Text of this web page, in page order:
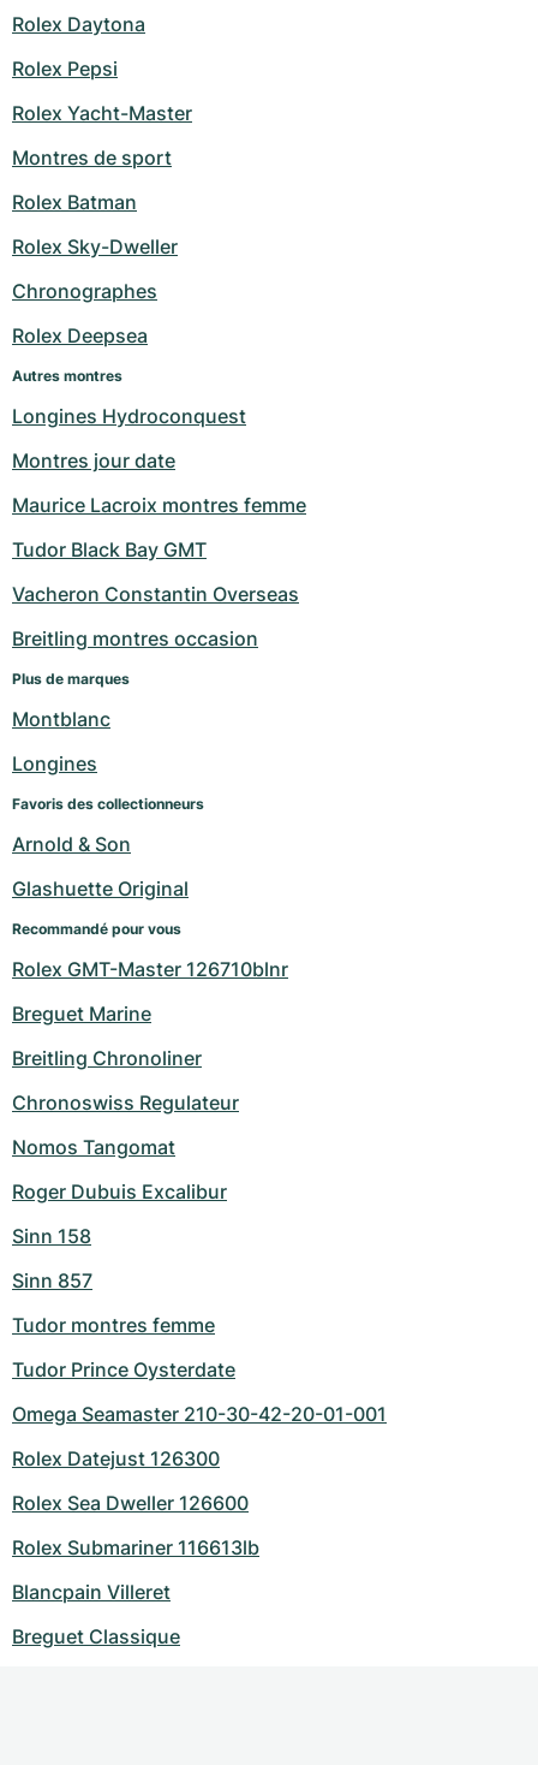
Rolex Daytona
Rolex Pepsi
Rolex Yacht-Master
Montres de sport
Rolex Batman
Rolex Sky-Dweller
Chronographes
Rolex Deepsea
Autres montres
Longines Hydroconquest
Montres jour date
Maurice Lacroix montres femme
Tudor Black Bay GMT
Vacheron Constantin Overseas
Breitling montres occasion
Plus de marques
Montblanc
Longines
Favoris des collectionneurs
Arnold & Son
Glashuette Original
Recommandé pour vous
Rolex GMT-Master 126710blnr
Breguet Marine
Breitling Chronoliner
Chronoswiss Regulateur
Nomos Tangomat
Roger Dubuis Excalibur
Sinn 158
Sinn 857
Tudor montres femme
Tudor Prince Oysterdate
Omega Seamaster 210-30-42-20-01-001
Rolex Datejust 126300
Rolex Sea Dweller 126600
Rolex Submariner 116613lb
Blancpain Villeret
Breguet Classique